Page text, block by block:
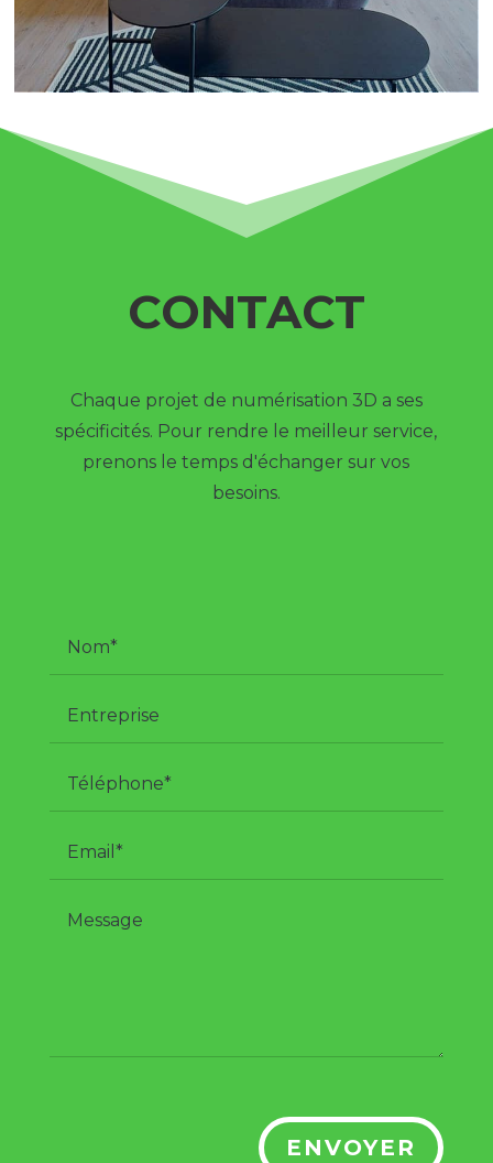
CONTACT
Chaque projet de numérisation 3D a ses
spécificités. Pour rendre le meilleur service,
prenons le temps d'échanger sur vos
besoins.
ENVOYER